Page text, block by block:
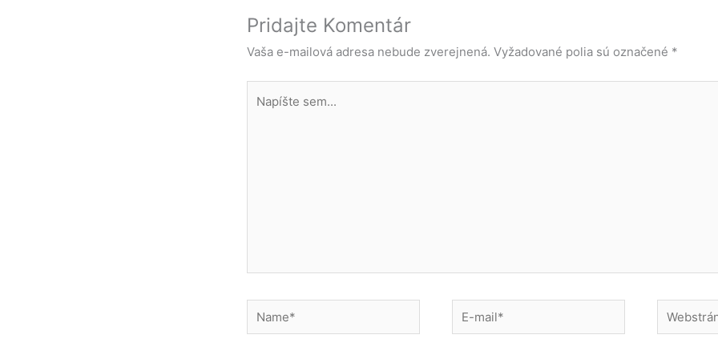
Pridajte Komentár
Vaša e-mailová adresa nebude zverejnená. Vyžadované polia sú označené *
sem...
Name*
E-
mail*